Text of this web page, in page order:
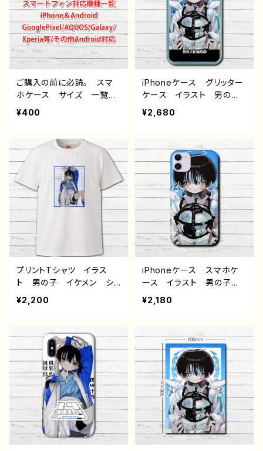
ご購入の前に必読。 スマ
ホケース サイズ 一覧
選び方 iPhoneケース A
eria GooglePixel AQ
UOS OPPO ワイモバイ
ル etc. 手帳型 全機種
対応
¥400
iPhoneケース グリッター
ケース イラスト 男の
子 可愛い かわいい イ
ケメン ショタ サッカー
11 Pro Max iPhone5/6/
6s/7/8 おすすめ 個性
的 人気 イラストレータ
ー クリエイター 絵師
（iPhoneシリーズのみ対
応・iPhonePlus非対応）
タイトル：病弱天使蹴球部
作：風邪早僕（ぼく）
¥2,680
プリントTシャツ イラス
ト 男の子 イケメン ショ
タ 少年 かわいい かっ
こいい エモい おしゃ
ース 個性的 おすすめ
人気 イラストレーター
絵師 クリエイター 白
半袖シャツ デザイン コ
ラボ オリジナル デザイ
ン グッズ タイトル：風邪
引きサッカー部 作：風邪
早僕（ぼく）
¥2,200
iPhoneケース スマホケ
ース イラスト 男の子
イケメン ショタ サッカ
ー 少年 かわいい かっ
れ iPhone15/14/13/12/11
AQUOS sense 4 5 6
Xperia Googlepixel A
ndroid アンドロイド ケ
ース 個性的 おすすめ
黒髪 人気 イラストレー
ター クリエイター 絵
師 オリジナル デザイ
ン グッズ タイトル：病弱
天使蹴球部 作：風邪早僕
¥2,180